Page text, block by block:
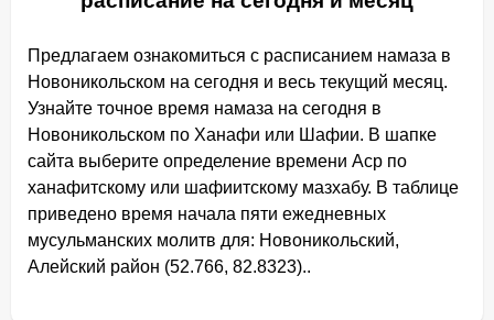
Предлагаем ознакомиться с расписанием намаза в
Новоникольском на сегодня и весь текущий месяц.
Узнайте точное время намаза на сегодня в
Новоникольском по Ханафи или Шафии. В шапке
сайта выберите определение времени Аср по
ханафитскому или шафиитскому мазхабу. В таблице
приведено время начала пяти ежедневных
мусульманских молитв для: Новоникольский,
Алейский район (52.766, 82.8323)..